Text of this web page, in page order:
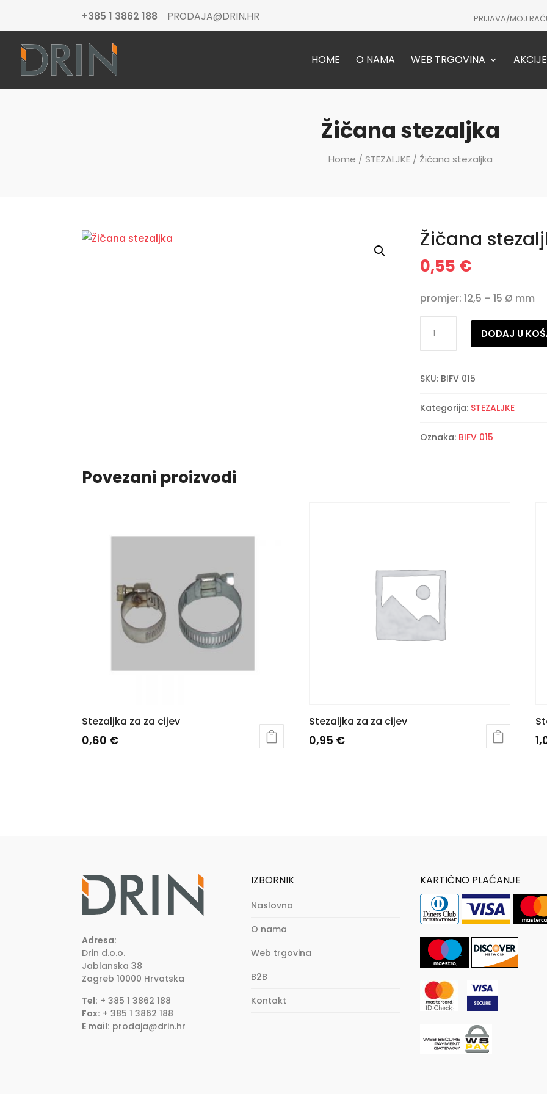
+385 1 3862 188 PRODAJA@DRIN.HR PRIJAVA/MOJ
HOME O NAMA WEB TRGOVINA AKCIJE
Žičana stezaljka
Home / STEZALJKE/ Žičana stezaljka
Žičana
0,55 €
promjer: 12,5 – 15 Ø mm
stezaljka
DODAJ U
SKU: BIFV 015
Kategorija: STEZALJKE
Oznaka: BIFV 015
Povezani proizvodi
Stezaljka za za cijev
0,60 €
Stezaljka za za cijev
0,95 €
Adresa:
Drin d.o.o.
Jablanska 38
Zagreb10000 Hrvatska
Tel: + 385 1 3862 188
Fax: + 385 1 3862 188
E mail: prodaja@drin.hr
IZBORNIK
Naslovna
O nama
Web trgovina
B2B
Kontakt
KARTIČNO PLAĆANJE